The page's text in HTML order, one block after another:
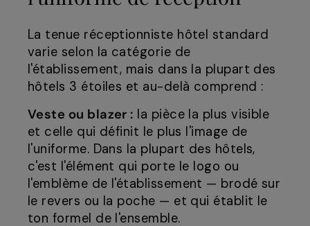
La tenue réceptionniste hôtel standard
varie selon la catégorie de
l'établissement, mais dans la plupart des
hôtels 3 étoiles et au-delà comprend :
Veste ou blazer : la pièce la plus visible
et celle qui définit le plus l'image de
l'uniforme. Dans la plupart des hôtels,
c'est l'élément qui porte le logo ou
l'emblème de l'établissement — brodé sur
le revers ou la poche — et qui établit le
ton formel de l'ensemble.